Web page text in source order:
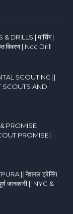
DRILLS | मार्चिंग |
विवरण | Ncc Drill
SCOUTING ||
SCOUTS AND
& PROMISE |
PROMISE |
|| नेशनल ट्रेनिंग
जानकारी || NYC &